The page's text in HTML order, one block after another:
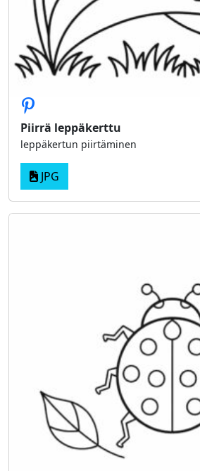
Piirrä leppäkerttu
leppäkertun piirtäminen
JPG